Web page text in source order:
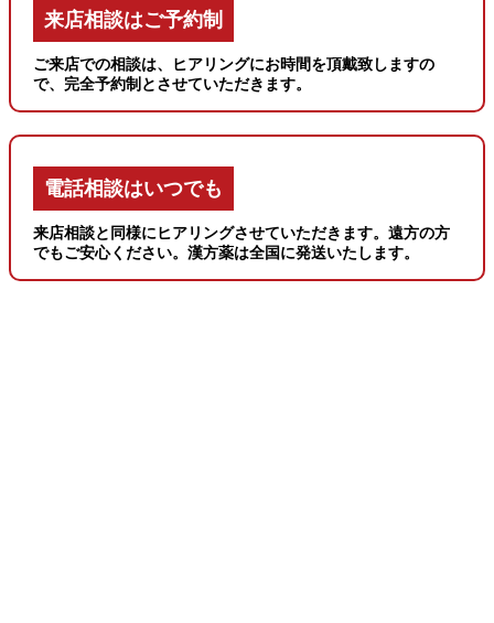
来店相談はご予約制
ご来店での相談は、ヒアリングにお時間を頂戴致しますの
で、完全予約制とさせていただきます。
電話相談はいつでも
来店相談と同様にヒアリングさせていただきます。遠方の方
でもご安心ください。漢方薬は全国に発送いたします。